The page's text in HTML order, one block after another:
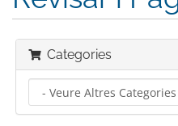
Categories